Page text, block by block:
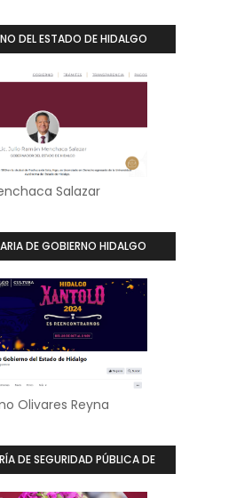
DEL ESTADO DE HIDALGO
Salazar
DE GOBIERNO HIDALGO
Olivares Reyna
DE SEGURIDAD PÚBLICA DE